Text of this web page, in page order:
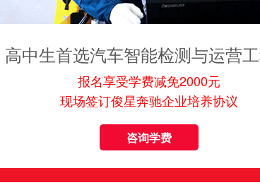
高中生首选汽车智能检测与运营
报名享受学费减免2000元
现场签订俊星奔驰企业培养协议
咨询学费